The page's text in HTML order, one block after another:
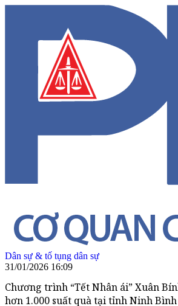
Dân sự & tố tụng dân sự
31/01/2026 16:09
Chương trình “Tết Nhân ái” Xuân
hơn 1.000 suất quà tại tỉnh Ninh Bình